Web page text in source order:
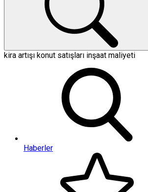
kira artışı konut satışları inşaat maliyeti
Haberler